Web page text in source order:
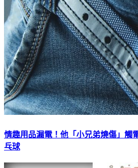
情趣用品漏電！他「小兄弟燒傷」
乓球